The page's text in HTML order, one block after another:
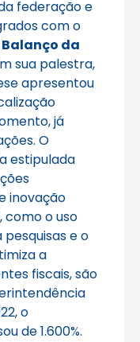
federação e
com o
Balanço da
sua palestra,
apresentou
já
O
estipulada
inovação
como o uso
e o
a
fiscais, são
o
de 1.600%.